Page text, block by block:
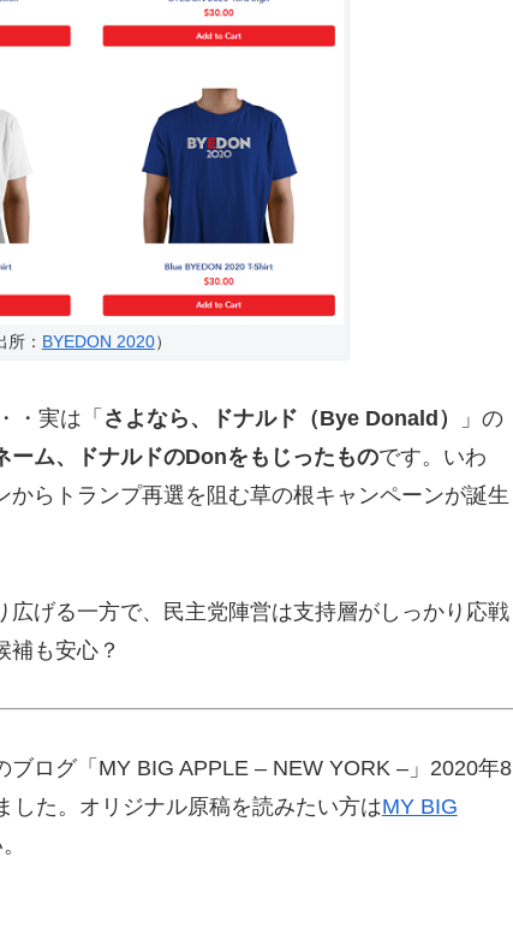
所： BYEDON 2020）
・実は「 さよなら、ドナルド（Bye Donald）
」の
ーム、ドナルドのDonをもじったものです。いわ
らトランプ再選を阻む草の根キャンペーンが誕生
げる一方で、民主党陣営は支持層がしっかり応戦
補も安心？
ログ「MY BIG APPLE – NEW YORK –」2020年8
した。オリジナル原稿を読みたい方はMY BIG